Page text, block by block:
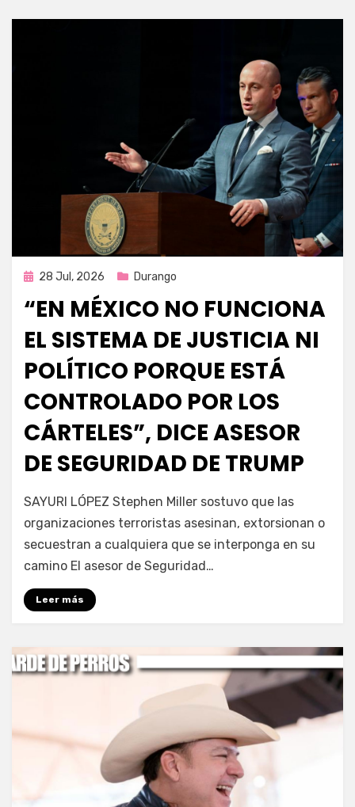
Publicada
28 Jul, 2026 Durango
“EN MÉXICO NO FUNCIONA
EL SISTEMA DE JUSTICIA NI
POLÍTICO PORQUE ESTÁ
CONTROLADO POR LOS
CÁRTELES”, DICE ASESOR
DE SEGURIDAD DE TRUMP
porFernando Miranda Servín
SAYURI LÓPEZ Stephen Miller sostuvo que las
organizaciones terroristas asesinan, extorsionan o
secuestran a cualquiera que se interponga en su
camino El asesor de Seguridad…
Leer más